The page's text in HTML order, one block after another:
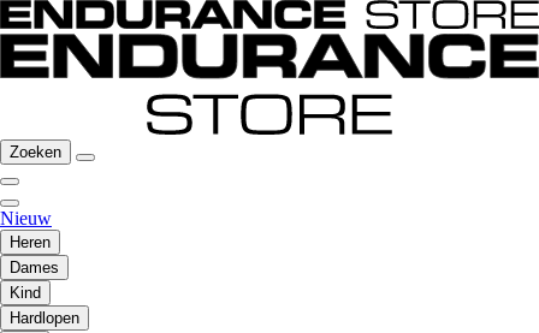
Zoeken
Nieuw
Heren
Dames
Kind
Hardlopen